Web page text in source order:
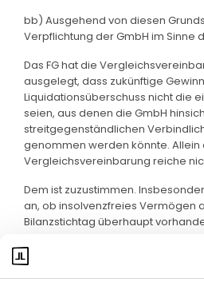
bb) Ausgehend von diesen
Verpflichtung der GmbH im Sinne
Das FG hat die
ausgelegt, dass zukünftige
Liquidationsüberschuss nicht die
seien, aus denen die GmbH
streitgegenständlichen
genommen werden könnte.
Vergleichsvereinbarung reiche
Dem ist zuzustimmen.
an, ob insolvenzfreies Vermögen
Bilanzstichtag überhaupt